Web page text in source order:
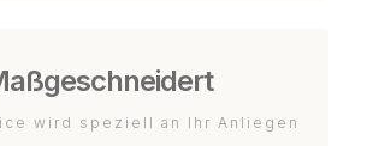
wird speziell an Ihr Anliegen